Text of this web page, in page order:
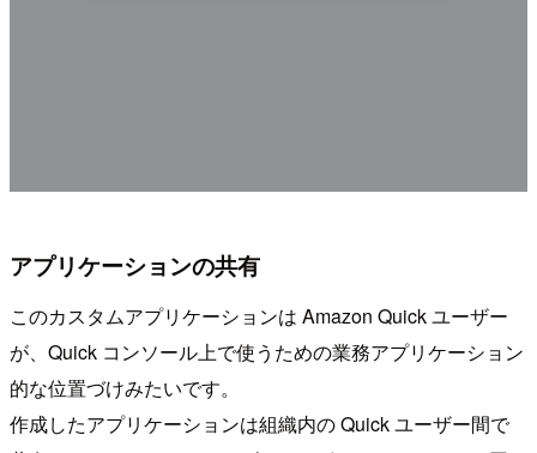
アプリケーションの共有
このカスタムアプリケーションは Amazon Quick ユーザー
が、Quick コンソール上で使うための業務アプリケーション
的な位置づけみたいです。
作成したアプリケーションは組織内の Quick ユーザー間で